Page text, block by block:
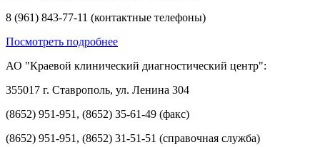
8 (961) 843-77-11 (контактные телефоны)
Посмотреть подробнее
АО "Краевой клинический диагностический центр":
355017 г. Ставрополь, ул. Ленина 304
(8652) 951-951, (8652) 35-61-49 (факс)
(8652) 951-951, (8652) 31-51-51 (справочная служба)